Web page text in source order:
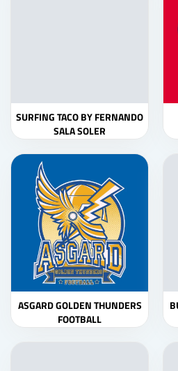
SURFING TACO BY FERNANDO
SALA SOLER
ASGARD GOLDEN THUNDERS
FOOTBALL